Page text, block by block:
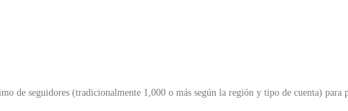
de seguidores (tradicionalmente 1,000 o más según la región y tipo de cuenta) para